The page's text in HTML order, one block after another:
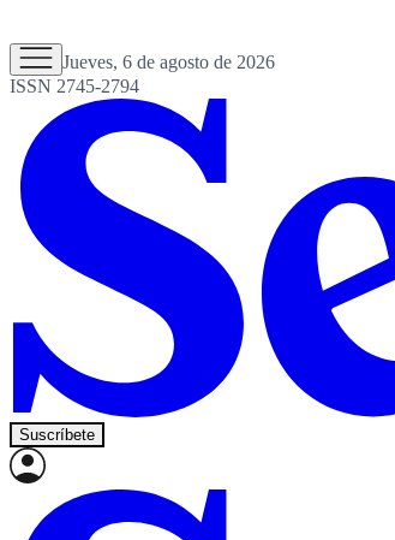
Jueves, 6 de agosto de 2026
ISSN 2745-2794
Suscríbete